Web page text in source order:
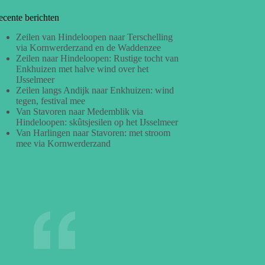
berichten
Zeilen van Hindeloopen naar Terschelling
via Kornwerderzand en de Waddenzee
Zeilen naar Hindeloopen: Rustige tocht van
Enkhuizen met halve wind over het
IJsselmeer
Zeilen langs Andijk naar Enkhuizen: wind
tegen, festival mee
Van Stavoren naar Medemblik via
Hindeloopen: skûtsjesilen op het IJsselmeer
Van Harlingen naar Stavoren: met stroom
mee via Kornwerderzand